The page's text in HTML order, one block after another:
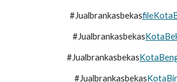
#Jualbrankasbekasfile
#Jualbrankasbekas
#Jualbrankasbekas
#Jualbrankasbekas